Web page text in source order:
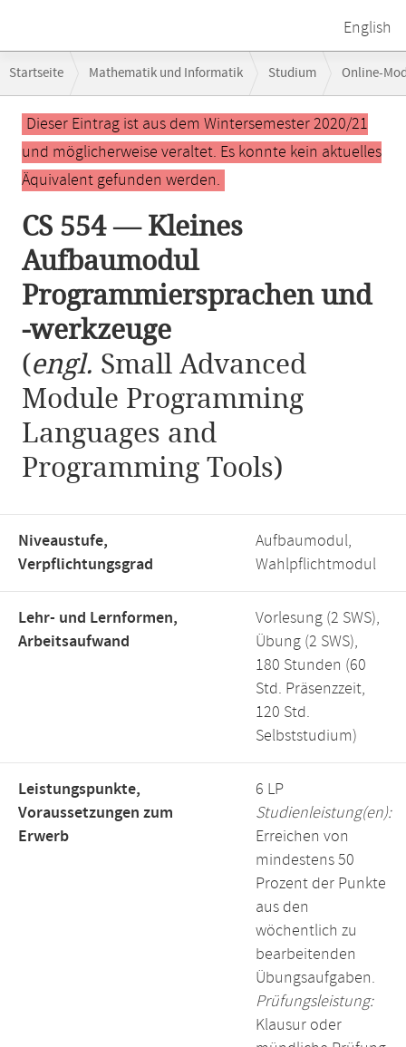
English
Navigation
Startseite Mathematik und Informatik Studium Online-
CS 554 — Kleines Aufbaumodul Programmiersprachen und -werkzeuge
Hauptinhalt
Dieser Eintrag ist aus dem Wintersemester 2020/21
und möglicherweise veraltet. Es konnte kein aktuelles
Äquivalent gefunden werden.
CS 554 — Kleines
Aufbaumodul
Programmiersprachen und
-werkzeuge
(engl. Small Advanced
Module Programming
Languages and
Programming Tools)
Niveaustufe,
Verpflichtungsgrad
Aufbaumodul,
Wahlpflichtmodul
Lehr- und Lernformen,
Arbeitsaufwand
Vorlesung (2 SWS),
Übung (2 SWS),
180 Stunden (60
Std. Präsenzzeit,
120 Std.
Selbststudium)
Leistungspunkte,
Voraussetzungen zum
Erwerb
6 LP
Studienleistung(en):
Erreichen von
mindestens 50
Prozent der Punkte
aus den
wöchentlich zu
bearbeitenden
Übungsaufgaben.
Prüfungsleistung:
Klausur oder